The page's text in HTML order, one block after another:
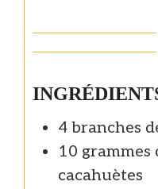
4 branches
10 grammes
cacahuètes